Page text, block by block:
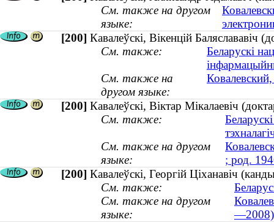
См. также на другом
языке:
[200] Кавалеўскі, Вікенцій Баляслававіч
См. также:
Беларускі
См. также на
другом языке:
[200] Кавалеўскі, Віктар Мікалаевіч
См. также:
См. также на другом
языке:
; род.
[200] Кавалеўскі, Георгій Ціханавіч
См. также:
См. также на другом
языке:
—2008)